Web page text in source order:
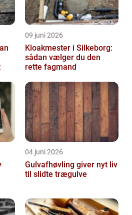
09 juni 2026
Kloakmester i Silkeborg:
sådan vælger du den
rette fagmand
04 juni 2026
Gulvafhøvling giver nyt liv
til slidte trægulve